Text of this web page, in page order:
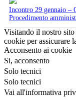
Incontro 29 gennaio –
Procedimento
Visitando il nostro sito
cookie per assicurare
Acconsento ai cookie
Si, acconsento
Solo tecnici
Solo tecnici
Vai all'informativa